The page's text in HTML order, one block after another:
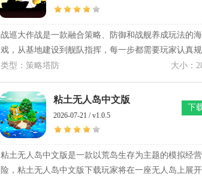
战巡大作战是一款融合策略、防御和战舰养成玩法的
戏，从基地建设到舰队指挥，每一步都需要玩家认真规
战巡大作战游戏玩法除了自由设计战舰配置之外，还
据敌方阵容及时调整战术，不同关卡会出现完全不同
方式。随着科技逐渐解锁，新型武器、特殊基站以及更
的舰船陆续加入战斗，也让策略组合更加灵活。战巡
还准备了多个难度等级，每次挑战都会面对更强大的敌
队，对资源调配和作战节奏提出更高要求。战巡大作战
玩家看着自己打造的舰队一路击败敌军巡洋舰，整个过
分有成就感。
大小：
类型：策略塔防
粘土无人岛中文版
2026-07-21 / v1.0.5
粘土无人岛中文版是一款以荒岛生存为主题的模拟经
险，粘土无人岛中文版下载玩家将在一座无人岛上展
下